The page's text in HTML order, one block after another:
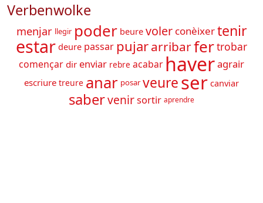
Verbenwolke
menjar llegir poder beure voler conèixertenir
estar deure passar pujararribarfertrobar
començar dir enviar rebre acabar haveragrair
escriure treure anar posar veureser canviar
sabervenirsortir aprendre